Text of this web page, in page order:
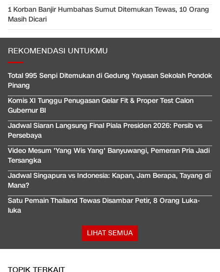
1 Korban Banjir Humbahas Sumut Ditemukan Tewas, 10 Orang
Masih Dicari
REKOMENDASI UNTUKMU
Total 995 Senpi Ditemukan di Gedung Yayasan Sekolah Pondok
Pinang
Komis XI Tunggu Penugasan Gelar Fit & Proper Test Calon
Gubernur BI
Jadwal Siaran Langsung Final Piala Presiden 2026: Persib vs
Persebaya
Video Mesum 'Yang Wis Yang' Banyuwangi, Pemeran Pria Jadi
Tersangka
Jadwal Singapura vs Indonesia: Kapan, Jam Berapa, Tayang di
Mana?
Satu Pemain Thailand Tewas Disambar Petir, 8 Orang Luka-
luka
LIHAT SEMUA